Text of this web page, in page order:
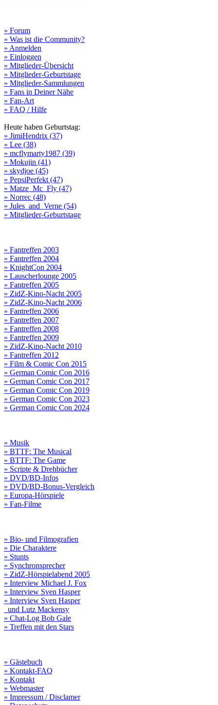
» Forum
» Was ist die Community?
» Anmelden
» Einloggen
» Mitglieder-Übersicht
» Mitglieder-Geburtstage
» Mitglieder-Sammlungen
» Fans in Deiner Nähe
» Fan-Art
» FAQ / Hilfe
Heute haben Geburtstag:
» JimiHendrix (37)
» Lee (38)
» mcflymarty1987 (39)
» Mokujin (41)
» skydjoe (45)
» PepsiPerfekt (47)
» Matze_Mc_Fly (47)
» Norrec (48)
» Jules_and_Verne (54)
» Mitglieder-Geburtstage
» Fantreffen 2003
» Fantreffen 2004
» KnightCon 2004
» Lauscherlounge 2005
» Fantreffen 2005
» ZidZ-Kino-Nacht 2005
» ZidZ-Kino-Nacht 2006
» Fantreffen 2006
» Fantreffen 2007
» Fantreffen 2008
» Fantreffen 2009
» ZidZ-Kino-Nacht 2010
» Fantreffen 2012
» Film & Comic Con 2015
» German Comic Con 2016
» German Comic Con 2017
» German Comic Con 2019
» German Comic Con 2023
» German Comic Con 2024
» Musik
» BTTF: The Musical
» BTTF: The Game
» Scripte & Drehbücher
» DVD/BD-Infos
» DVD/BD-Bonus-Vergleich
» Europa-Hörspiele
» Fan-Filme
» Bio- und Filmografien
» Die Charaktere
» Stunts
» Synchronsprecher
» ZidZ-Hörspielabend 2005
» Interview Michael J. Fox
» Interview Sven Hasper
» Interview Sven Hasper
und Lutz Mackensy
» Chat-Log Bob Gale
» Treffen mit den Stars
» Gästebuch
» Kontakt-FAQ
» Kontakt
» Webmaster
» Impressum / Disclamer